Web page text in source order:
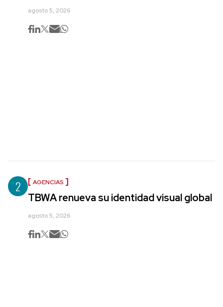
agosto 5, 2026
2 AGENCIAS
TBWA renueva su identidad visual global
agosto 5, 2026